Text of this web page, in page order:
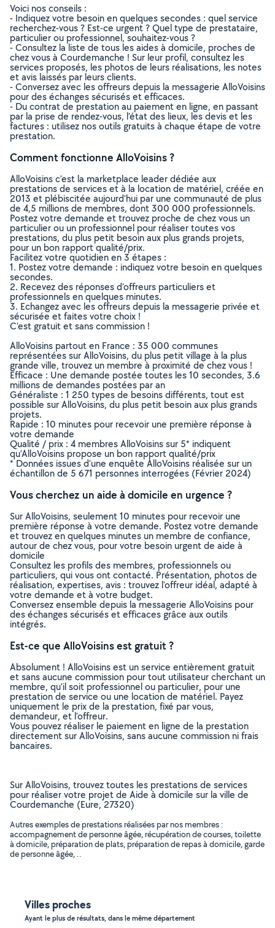
Voici nos conseils :
- Indiquez votre besoin en quelques secondes : quel service
recherchez-vous ? Est-ce urgent ? Quel type de prestataire,
particulier ou professionnel, souhaitez-vous ?
- Consultez la liste de tous les aides à domicile, proches de
chez vous à Courdemanche ! Sur leur profil, consultez les
services proposés, les photos de leurs réalisations, les notes
et avis laissés par leurs clients.
- Conversez avec les offreurs depuis la messagerie AlloVoisins
pour des échanges sécurisés et efficaces.
- Du contrat de prestation au paiement en ligne, en passant
par la prise de rendez-vous, l’état des lieux, les devis et les
factures : utilisez nos outils gratuits à chaque étape de votre
prestation.
Comment fonctionne AlloVoisins ?
AlloVoisins c’est la marketplace leader dédiée aux
prestations de services et à la location de matériel, créée en
2013 et plébiscitée aujourd’hui par une communauté de plus
de 4,5 millions de membres, dont 300 000 professionnels.
Postez votre demande et trouvez proche de chez vous un
particulier ou un professionnel pour réaliser toutes vos
prestations, du plus petit besoin aux plus grands projets,
pour un bon rapport qualité/prix.
Facilitez votre quotidien en 3 étapes :
1. Postez votre demande : indiquez votre besoin en quelques
secondes.
2. Recevez des réponses d’offreurs particuliers et
professionnels en quelques minutes.
3. Echangez avec les offreurs depuis la messagerie privée et
sécurisée et faites votre choix !
C’est gratuit et sans commission !
AlloVoisins partout en France : 35 000 communes
représentées sur AlloVoisins, du plus petit village à la plus
grande ville, trouvez un membre à proximité de chez vous !
Efficace : Une demande postée toutes les 10 secondes, 3.6
millions de demandes postées par an
Généraliste : 1 250 types de besoins différents, tout est
possible sur AlloVoisins, du plus petit besoin aux plus grands
projets.
Rapide : 10 minutes pour recevoir une première réponse à
votre demande
Qualité / prix : 4 membres AlloVoisins sur 5* indiquent
qu’AlloVoisins propose un bon rapport qualité/prix
* Données issues d’une enquête AlloVoisins réalisée sur un
échantillon de 5 671 personnes interrogées (Février 2024)
Vous cherchez un aide à domicile en urgence ?
Sur AlloVoisins, seulement 10 minutes pour recevoir une
première réponse à votre demande. Postez votre demande
et trouvez en quelques minutes un membre de confiance,
autour de chez vous, pour votre besoin urgent de aide à
domicile
Consultez les profils des membres, professionnels ou
particuliers, qui vous ont contacté. Présentation, photos de
réalisation, expertises, avis : trouvez l'offreur idéal, adapté à
votre demande et à votre budget.
Conversez ensemble depuis la messagerie AlloVoisins pour
des échanges sécurisés et efficaces grâce aux outils
intégrés.
Est-ce que AlloVoisins est gratuit ?
Absolument ! AlloVoisins est un service entièrement gratuit
et sans aucune commission pour tout utilisateur cherchant un
membre, qu’il soit professionnel ou particulier, pour une
prestation de service ou une location de matériel. Payez
uniquement le prix de la prestation, fixé par vous,
demandeur, et l’offreur.
Vous pouvez réaliser le paiement en ligne de la prestation
directement sur AlloVoisins, sans aucune commission ni frais
bancaires.
Sur AlloVoisins, trouvez toutes les prestations de services
pour réaliser votre projet de Aide à domicile sur la ville de
Courdemanche (Eure, 27320)
Autres exemples de prestations réalisées par nos membres :
accompagnement de personne âgée, récupération de courses, toilette
à domicile, préparation de plats, préparation de repas à domicile, garde
de personne âgée, ..
Villes proches
Ayant le plus de résultats, dans le même département